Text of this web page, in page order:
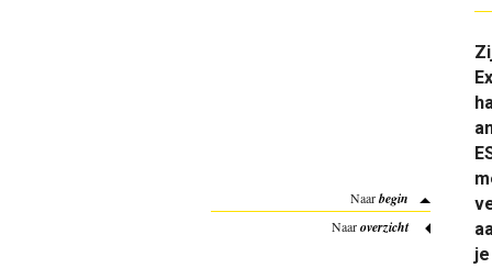
Naarbegin
Naaroverzicht